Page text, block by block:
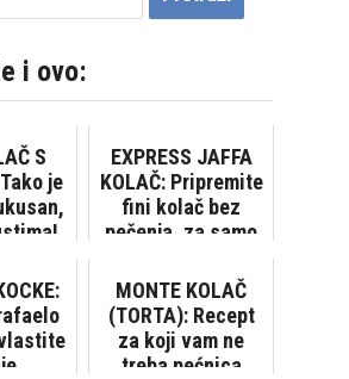
i ovo:
S
je
EXPRESS JAFFA
KOLAČ: Pripremite
fini kolač bez
pečenja, za samo
MONTE KOLAČ
(TORTA): Recept
za koji vam ne
treba pećnica